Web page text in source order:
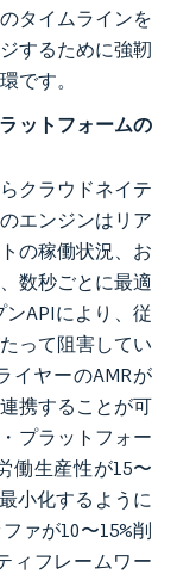
タイムラインを
するために強靭
です。
ットフォームの
クラウドネイテ
エンジンはリア
の稼働状況、お
数秒ごとに最適
APIにより、従
って阻害してい
イヤーのAMRが
携することが可
プラットフォー
働生産性が15〜
小化するように
ァが10〜15%削
ィフレームワー